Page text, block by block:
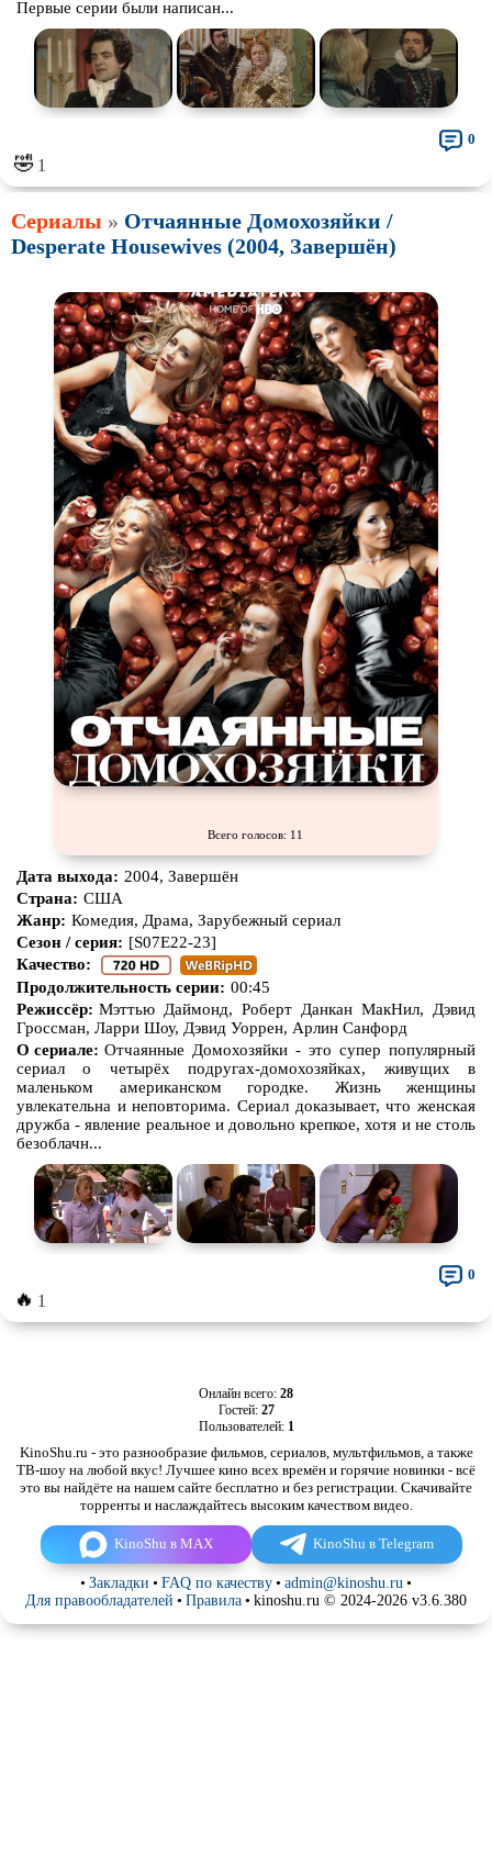
Первые серии были написан...
🤣 1
0
Сериалы » Отчаянные Домохозяйки /
Desperate Housewives (2004, Завершён)
Всего голосов: 11
Дата выхода: 2004, Завершён
Страна: США
Жанр: Комедия, Драма, Зарубежный сериал
Сезон / серия: [S07E22-23]
Качество:
Продолжительность серии: 00:45
Режиссёр: Мэттью Даймонд, Роберт Данкан МакНил, Дэвид
Гроссман, Ларри Шоу, Дэвид Уоррен, Арлин Санфорд
О сериале: Отчаянные Домохозяйки - это супер популярный
сериал о четырёх подругах-домохозяйках, живущих в
маленьком американском городке. Жизнь женщины
увлекательна и неповторима. Сериал доказывает, что женская
дружба - явление реальное и довольно крепкое, хотя и не столь
безоблачн...
🔥 1
0
Онлайн всего: 28
Гостей: 27
Пользователей: 1
KinoShu.ru - это разнообразие фильмов, сериалов, мультфильмов, а также
ТВ-шоу на любой вкус! Лучшее кино всех времён и горячие новинки - всё
это вы найдёте на нашем сайте бесплатно и без регистрации. Скачивайте
торренты и наслаждайтесь высоким качеством видео.
KinoShu в MAX KinoShu в Telegram
• Закладки • FAQ по качеству • admin@kinoshu.ru •
Для правообладателей • Правила • kinoshu.ru © 2024-2026 v3.6.380